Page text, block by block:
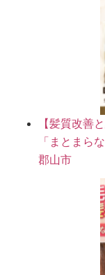
【髪質改善
「まとまら
郡山市